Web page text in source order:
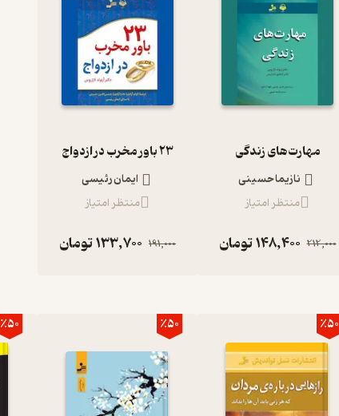
مهارت‌های زندگی
نازیما حسینی
منتظر امتیاز
212,000
148,400تومان
23 باور مخرب در ازدواج
ایمان رئیسی
منتظر امتیاز
191,000
133,700تومان
٪50 ٪50 ٪50